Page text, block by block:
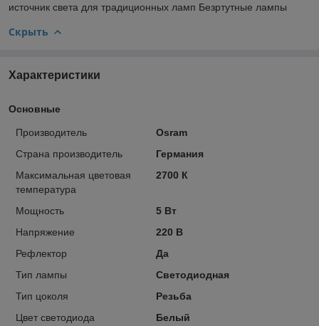
источник света для традиционных ламп Безртутные лампы
Скрыть
Характеристики
Основные
Производитель
Osram
Страна производитель
Германия
Максимальная цветовая
температура
2700 К
Мощность
5 Вт
Напряжение
220 В
Рефлектор
Да
Тип лампы
Светодиодная
Тип цоколя
Резьба
Цвет светодиода
Белый